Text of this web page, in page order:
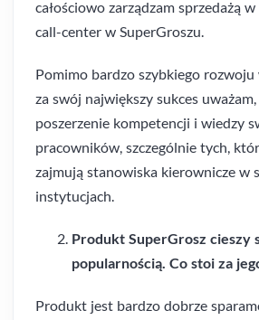
całościowo zarządzam sprzedażą
call-center w SuperGroszu.
Pomimo bardzo szybkiego
za swój największy sukces
poszerzenie kompetencji i wiedzy
pracowników, szczególnie tych,
zajmują stanowiska kierownicze w
instytucjach.
Produkt SuperGrosz cieszy
popularnością. Co stoi za
Produkt jest bardzo dobrze